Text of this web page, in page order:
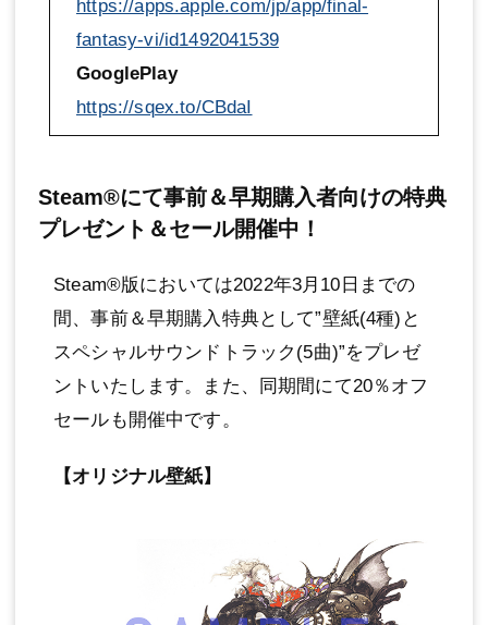
https://apps.apple.com/jp/app/final-
fantasy-vi/id1492041539
GooglePlay
https://sqex.to/CBdaI
Steam®にて事前＆早期購入者向けの特典
プレゼント＆セール開催中！
Steam®版においては2022年3月10日までの
間、事前＆早期購入特典として”壁紙(4種)と
スペシャルサウンドトラック(5曲)”をプレゼ
ントいたします。また、同期間にて20％オフ
セールも開催中です。
【オリジナル壁紙】